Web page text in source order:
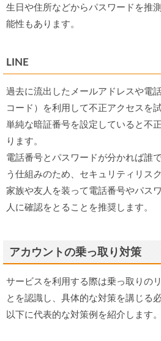
生日や住所などからパスワードを推
能性もあります。
LINE
過去に流出したメールアドレスや電
コード）を利用して不正アクセスを
単純な暗証番号を設定していると不
ります。
電話番号とパスワードが分かれば誰
う仕組みのため、セキュリティリス
家族や友人を装って電話番号やパス
人に確認をとることを推奨します。
アカウントの乗っ取り対策
サービスを利用する際は乗っ取りの
とを認識し、具体的な対策を講じる
以下に代表的な対策例を紹介します。